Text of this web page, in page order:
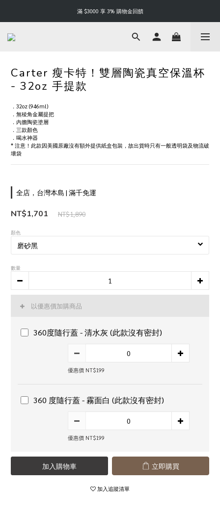
Happy Father's Day | 88 折起
滿 $3000 享 3% 購物金回饋
Happy Father's Day | 88 折起
Carter 瘦卡特！雙層陶瓷真空保溫杯
- 32oz 手提款
．32oz (946ml)
．無稜角金屬提把
．內膽陶瓷塗層
．三款顏色
．喝水神器
* 注意！此款因美國原廠沒有額外提供紙盒包裝，故出貨時只有一般透明袋及物流破
壞袋
全店，台灣本島 | 滿千免運
NT$1,701 NT$1,890
顏色
數量
以優惠價加購商品
360度隨行蓋 - 清水灰 (此款沒有密封)
優惠價 NT$199
360 度隨行蓋 - 霧面白 (此款沒有密封)
優惠價 NT$199
加入購物車 立即購買
加入追蹤清單